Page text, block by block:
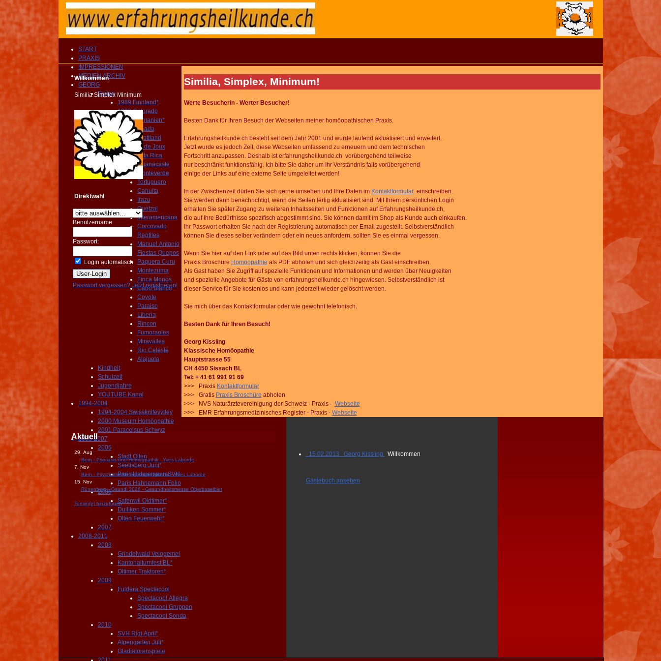
START
PRAXIS
IMPRESSIONEN
MEDIEN ARCHIV
GEORG
Ferien
1989 Finnland*
1992 Colorado
1994 Tasmanien*
1998 Canada
2000 Schottland
2013 Lac de Joux
2014 Costa Rica
Guanacaste
Monteverde
Tortuguero
Cahuita
Irazu
Quetzal
Interamericana
Corcovado
Reptiles
Manuel Antonio
Fiestas Quepos
Paquera Curu
Montezuma
Finca Monos
Cabo Blanco
Coyote
Paraiso
Liberia
Rincon
Fumoraoles
Miravalles
Rio Celeste
Alajuela
Kindheit
Schulzeit
Jugendjahre
YOUTUBE Kanal
1994-2004
1994-2004 Swissknifevylley
2000 Museum Homöopathie
2001 Paracelsus Schwyz
2005-2007
2005
Stadt Olten
Seelisberg Juni*
Paris Hahnemann SVH
Paris Hahnemann Folio
2006
Safenwil Oldtimer*
Dulliken Sommer*
Olten Feuerwehr*
2007
2008-2011
2008
Grindelwald Velogemel
Kantonalturnfest BL*
Oltimer Traktoren*
2009
Fuldera Spectacool
Spectacool Allegra
Spectacool Gruppen
Spectacool Sonda
2010
SVH Rigi April*
Alpengarten Juli*
Gladiatorenspiele
Willkommen
Similia Simplex Minimum
Direktwahl
Benutzername:
Passwort:
Login automatisch
Passwort vergessen? Jetzt registrieren!
Similia, Simplex, Minimum!
Werte Besucherin - Werter Besucher!
Besten Dank für Ihren Besuch der Webseiten meiner homöopathischen Praxis.
Erfahrungsheilkunde.ch besteht seit dem Jahr 2001 und wurde laufend aktualisiert und erweitert.
Jetzt wurde es jedoch Zeit, diese Webseiten umfassend zu erneuern und dem technischen
Fortschritt anzupassen. Deshalb ist erfahrungsheilkunde.ch vorübergehend teilweise
nur beschränktfunktionsfähig. Ich bitte Sie daher um Ihr Verständnis falls vorübergehend
einige der Links auf eine externe Seite umgeleitet werden!
In der Zwischenzeit dürfen Sie sich gerne umsehen und Ihre Daten im Kontaktformular einschreiben.
Sie werden dann benachrichtigt, wenn die Seiten fertig aktualisiert sind. Mit Ihrem persönlichen Login
erhalten Sie später Zugang zu weiteren Inhaltsseiten und Funktionen auf Erfahrungsheilkunde.ch,
die auf Ihre Bedürfnisse spezifisch abgestimmt sind. Sie können damitim Shop als Kunde auch einkaufen.
Ihr Passwort erhalten Sie nach der Registrierung automatisch per Email zugestellt. Selbstverständlich
können Sie dieses selber verändern oder ein neues anfordern, sollten Sie es einmal vergessen.
Wenn Sie hier auf den Link oder auf das Bild unten rechts klicken, können Sie die
Praxis Broschüre Homöopathie als PDF abholen und sich gleichzeitig als Gast einschreiben.
Als Gast haben Sie Zugriff auf spezielle Funktionen und Informationen und werden über Neuigkeiten
und spezielle Angebote für Gäste von erfahrungsheilkunde.ch hingewiesen. Selbstverständlich ist
dieser Service für Sie kostenlos und kann jederzeit wieder gelöscht werden.
Sie mich über das Kontaktformular oder wie gewohnt telefonisch.
Besten Dank für Ihren Besuch!
Georg Kissling
Klassische Homöopathie
Hauptstrasse 55
CH 4450 Sissach BL
Tel: + 41 61 991 91 69
>>> Praxis Kontaktformular
>>> Gratis Praxis Broschüre abholen
>>> NVS Naturärztevereinigung der Schweiz - Praxis - Webseite
>>> EMR Erfahrungsmedizinisches Register - Praxis - Webseite
Aktuell
29. Aug
Bern - Psoriasis und Homöopathik - Yves Laborde
7. Nov
Bern - Psychiatrische Synorganopathie - Yves Laborde
15. Nov
Rünenberg - Gsundi 2026 - Gesundheitsmesse Oberbaselbiet
Termin(e) hinzufügen
15.02.2013 Georg Kissling Willkommen
Gästebuch ansehen